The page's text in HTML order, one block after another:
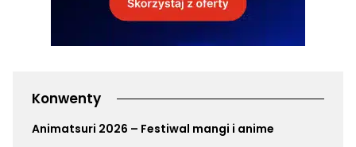
Konwenty
Animatsuri 2026 – Festiwal mangi i anime